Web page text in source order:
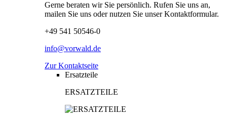
Gerne beraten wir Sie persönlich. Rufen Sie uns an,
mailen Sie uns oder nutzen Sie unser Kontaktformular.
+49 541 50546-0
info@vorwald.de
Zur Kontaktseite
Ersatzteile
ERSATZTEILE